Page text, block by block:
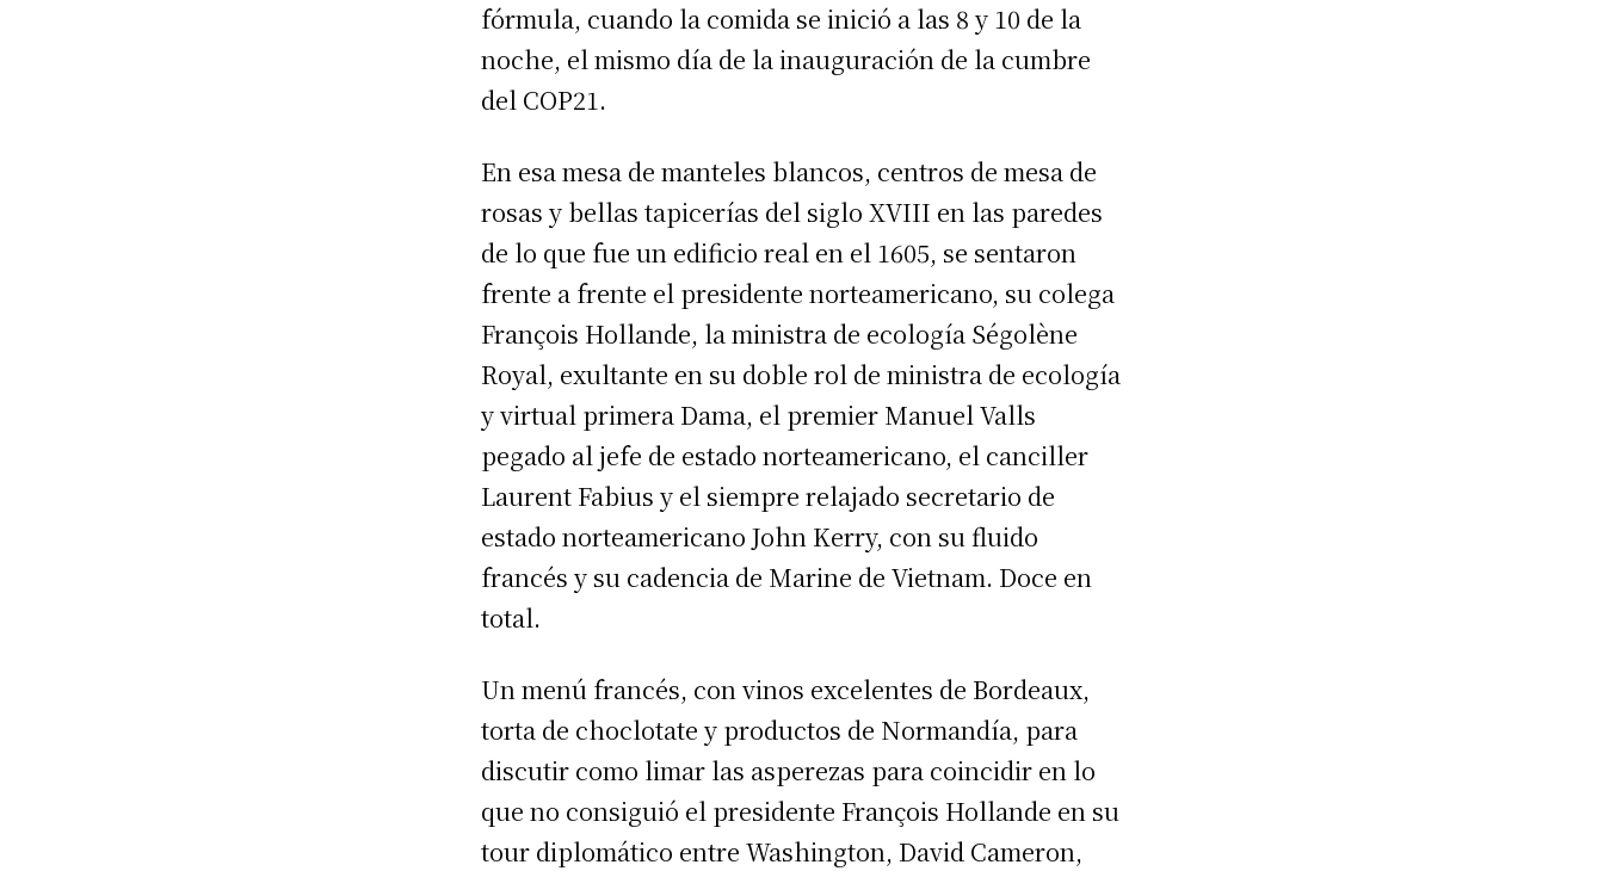
fórmula, cuando la comida se inició a las 8 y 10 de la
noche, el mismo día de la inauguración de la cumbre
del COP21.
En esa mesa de manteles blancos, centros de mesa de
rosas y bellas tapicerías del siglo XVIII en las paredes
de lo que fue un edificio real en el 1605, se sentaron
frente a frente el presidente norteamericano, su colega
François Hollande, la ministra de ecología Ségolène
Royal, exultante en su doble rol de ministra de ecología
y virtual primera Dama, el premier Manuel Valls
pegado al jefe de estado norteamericano, el canciller
Laurent Fabius y el siempre relajado secretario de
estado norteamericano John Kerry, con su fluido
francés y su cadencia de Marine de Vietnam. Doce en
total.
Un menú francés, con vinos excelentes de Bordeaux,
torta de choclotate y productos de Normandía, para
discutir como limar las asperezas para coincidir en lo
que no consiguió el presidente François Hollande en su
tour diplomático entre Washington, David Cameron,